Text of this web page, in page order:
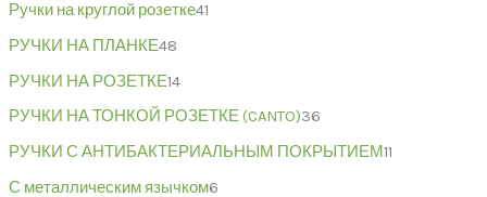
Ручки на круглой розетке41
РУЧКИ НА ПЛАНКЕ48
РУЧКИ НА РОЗЕТКЕ14
РУЧКИ НА ТОНКОЙ РОЗЕТКЕ (CANTO)36
РУЧКИ С АНТИБАКТЕРИАЛЬНЫМ ПОКРЫТИЕМ11
С металлическим язычком6